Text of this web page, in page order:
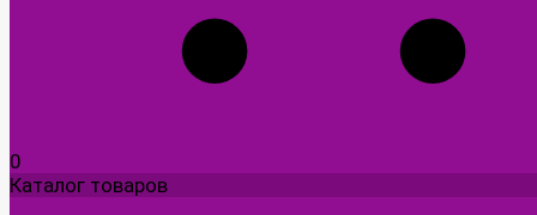
0
Каталог товаров